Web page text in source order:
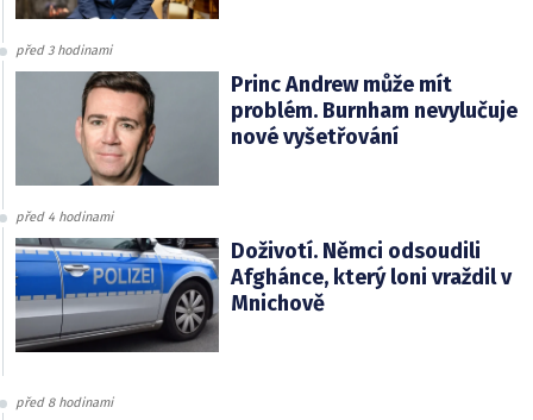
před 3 hodinami
Princ Andrew může mít
problém. Burnham nevylučuje
nové vyšetřování
před 4 hodinami
Doživotí. Němci odsoudili
Afghánce, který loni vraždil v
Mnichově
před 8 hodinami